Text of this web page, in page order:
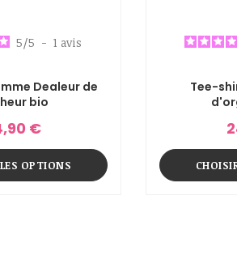
5/5 - 1 avis
Dealeur de
bio
€
OPTIONS
Tee-